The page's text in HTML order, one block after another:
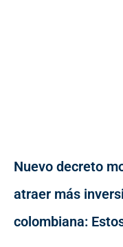
Nuevo decreto
atraer más
colombiana: